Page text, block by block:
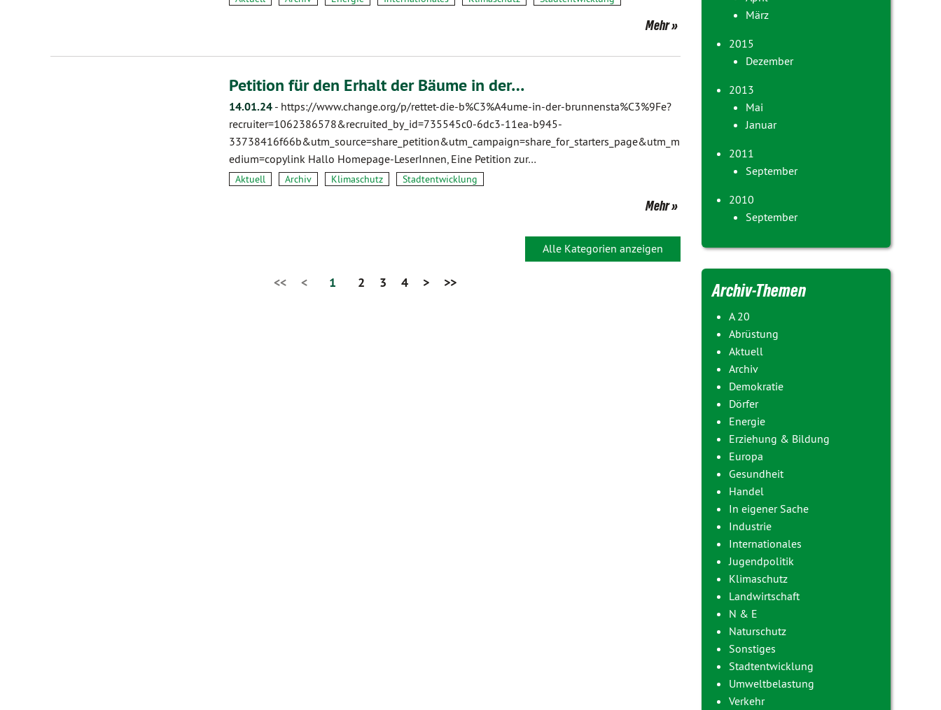
Mehr
Petition für den Erhalt der Bäume in der…
14.01.24 - https://www.change.org/p/rettet-die-b%C3%A4ume-in-der-brunnensta%C3%9Fe?
recruiter=1062386578&recruited_by_id=735545c0-6dc3-11ea-b945-
33738416f66b&utm_source=share_petition&utm_campaign=share_for_starters_page&utm_m
edium=copylink Hallo Homepage-LeserInnen, Eine Petition zur…
Aktuell Archiv Klimaschutz Stadtentwicklung
Mehr
Alle Kategorien anzeigen
<< < 1 2 3 4 > >>
März
2015
Dezember
2013
Mai
Januar
2011
September
2010
September
Archiv-Themen
A 20
Abrüstung
Aktuell
Archiv
Demokratie
Dörfer
Energie
Erziehung & Bildung
Europa
Gesundheit
Handel
In eigener Sache
Industrie
Internationales
Jugendpolitik
Klimaschutz
Landwirtschaft
N & E
Naturschutz
Sonstiges
Stadtentwicklung
Umweltbelastung
Verkehr